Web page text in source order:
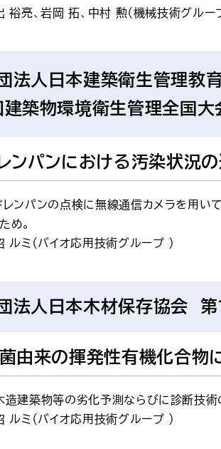
裕亮、岩岡 拓、中村 勲（機械技術グルー
法人日本建築衛生管理教
築物環境衛生管理全国大
ンパンにおける汚染状況
レンパンの点検に無線通信カメラを用
め。
ルミ（バイオ応用技術グループ ）
法人日本木材保存協会
由来の揮発性有機化合物
造建築物等の劣化予測ならびに診断技
ルミ（バイオ応用技術グループ ）